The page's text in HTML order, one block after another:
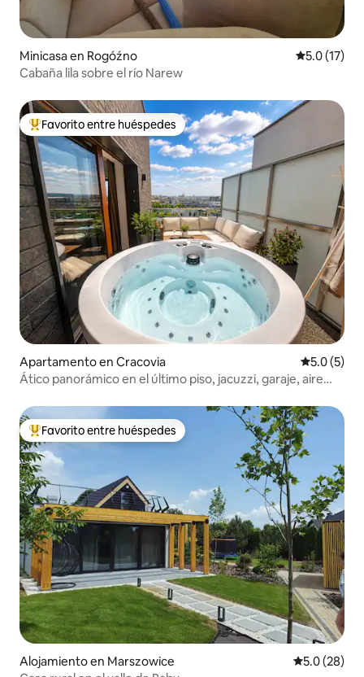
Minicasa en Rogóźno Calificación
5.0 (17)
Cabaña lila sobre el río Narew
Favorito entre huéspedes preferido
Favorito entre huéspedes
Apartamento en Cracovia
5.0 (5)
Ático panorámico en el último piso, jacuzzi, garaje, aire
Favorito entre huéspedes preferido
Favorito entre huéspedes
Alojamiento en Marszowice Calificación
5.0 (28)